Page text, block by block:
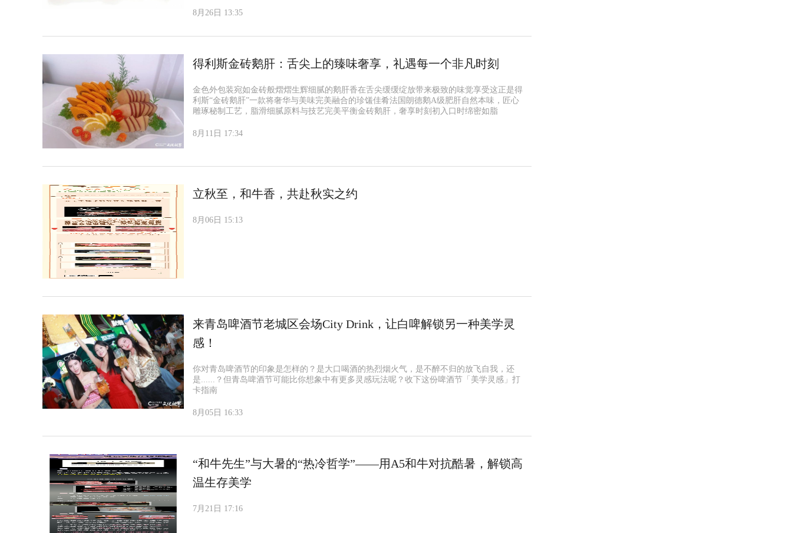
8月26日 13:35
得利斯金砖鹅肝：舌尖上的臻味奢享，礼遇每一个非凡时刻
金色外包装宛如金砖般熠熠生辉细腻的鹅肝香在舌尖缓缓绽放带来极致的味觉享受这正是得
利斯“金砖鹅肝”一款将奢华与美味完美融合的珍馐佳肴法国朗德鹅A级肥肝自然本味，匠心
雕琢秘制工艺，脂滑细腻原料与技艺完美平衡金砖鹅肝，奢享时刻初入口时绵密如脂
8月11日 17:34
立秋至，和牛香，共赴秋实之约
8月06日 15:13
来青岛啤酒节老城区会场City Drink，让白啤解锁另一种美学灵
感！
你对青岛啤酒节的印象是怎样的？是大口喝酒的热烈烟火气，是不醉不归的放飞自我，还
是......？但青岛啤酒节可能比你想象中有更多灵感玩法呢？收下这份啤酒节「美学灵感」打
卡指南
8月05日 16:33
“和牛先生”与大暑的“热冷哲学”——用A5和牛对抗酷暑，解锁高
温生存美学
7月21日 17:16